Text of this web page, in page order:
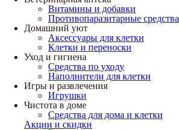
Витамины и добавки
Противопаразитарные средства
Домашний уют
Аксессуары для клетки
Клетки и переноски
Уход и гигиена
Средства по уходу
Наполнители для клетки
Игры и развлечения
Игрушки
Чистота в доме
Средства для дома и клетки
Акции и скидки